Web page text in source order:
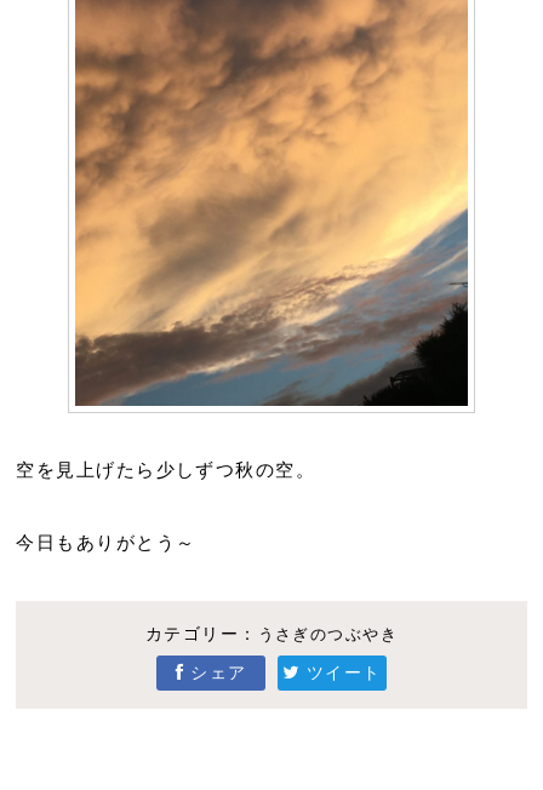
空を見上げたら少しずつ秋の空。
今日もありがとう～
カテゴリー： うさぎのつぶやき
シェア ツイート